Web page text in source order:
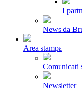
I
News da
Area stampa
Comunicati
Newsletter